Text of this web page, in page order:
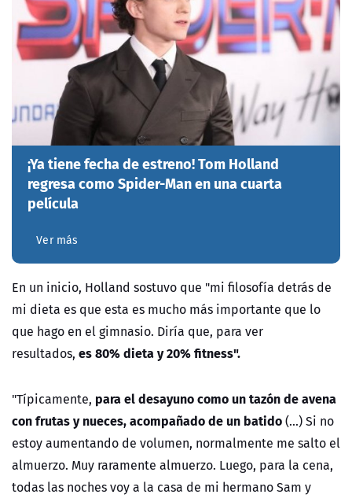
¡Ya tiene fecha de estreno! Tom Holland
regresa como Spider-Man en una cuarta
película
Ver más
En un inicio, Holland sostuvo que "mi filosofía detrás de
mi dieta es que esta es mucho más importante que lo
que hago en el gimnasio. Diría que, para ver
resultados, es 80% dieta y 20% fitness".
"Típicamente, para el desayuno como un tazón de avena
con frutas y nueces, acompañado de un batido(...) Si no
estoy aumentando de volumen, normalmente me salto el
almuerzo. Muy raramente almuerzo. Luego, para la cena,
todas las noches voy a la casa de mi hermano Sam y